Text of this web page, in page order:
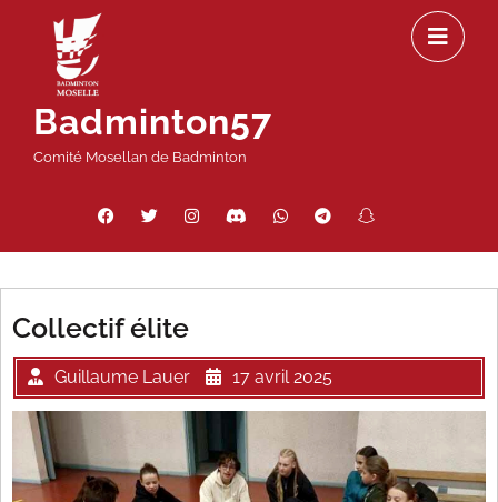
contenu
Badminton57
Comité Mosellan de Badminton
Facebook
Twitter InstagramDiscordWhatsAppTelegram
Collectif élite
Guillaume Lauer 17 avril 2025